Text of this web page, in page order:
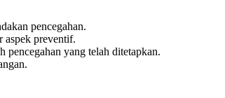
pencegahan.
aspek preventif.
pencegahan yang telah ditetapkan.